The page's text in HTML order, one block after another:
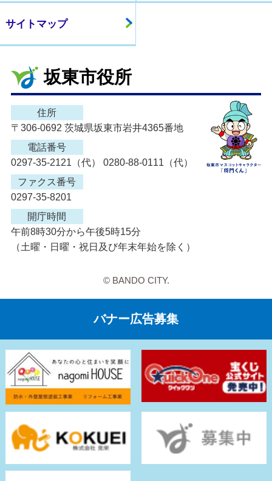
サイトマップ
坂東市役所
住所
〒306-0692 茨城県坂東市岩井4365番地
電話番号
0297-35-2121（代） 0280-88-0111（代）
ファクス番号
0297-35-8201
開庁時間
午前8時30分から午後5時15分
（土曜・日曜・祝日及び年末年始を除く）
© BANDO CITY.
バナー広告募集